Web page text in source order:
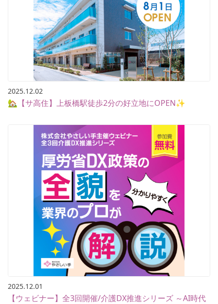
2025.12.02
🏡【サ高住】上板橋駅徒歩2分の好立地にOPEN✨
2025.12.01
【ウェビナー】全3回開催/介護DX推進シリーズ ～AI時代